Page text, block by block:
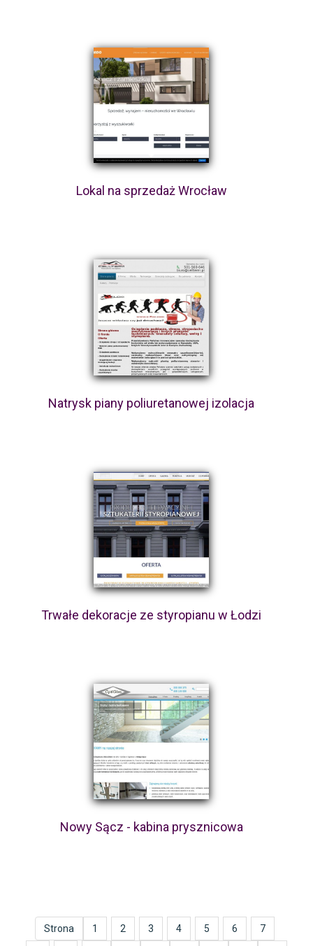
Lokal na sprzedaż Wrocław
Natrysk piany poliuretanowej izolacja
Trwałe dekoracje ze styropianu w Łodzi
Nowy Sącz - kabina prysznicowa
Strona 1 2 3 4 5 6 7